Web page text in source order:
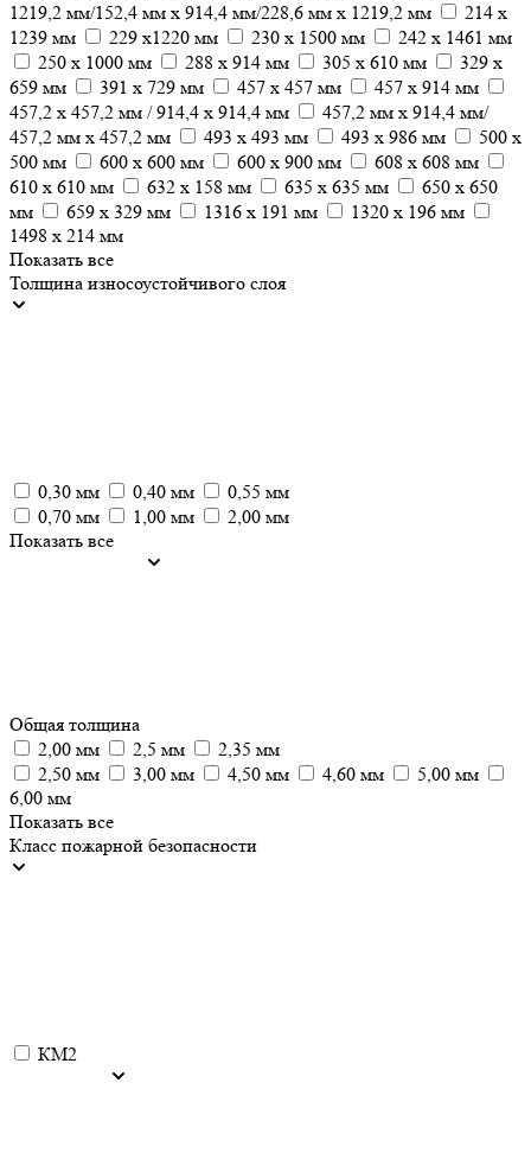
1219,2 мм/152,4 мм х 914,4 мм/228,6 мм х 1219,2 мм
214 x
1239 мм
229 x1220 мм 230 x 1500 мм
242 x 1461 мм
250 x 1000 мм
288 x 914 мм 305 х 610 мм
329 x
659 мм
391 x 729 мм 457 x 457 мм
457 х 914 мм
457,2 x 457,2 мм / 914,4 x 914,4 мм
457,2 мм х 914,4 мм/
457,2 мм х 457,2 мм
493 x 493 мм 493 x 986 мм
500 x
500 мм
600 x 600 мм 600 x 900 мм
608 х 608 мм
610 x 610 мм
632 x 158 мм 635 x 635 мм
650 х 650
мм
659 x 329 мм 1316 x 191 мм
1320 x 196 мм
1498 x 214 мм
Показать все
Толщина износоустойчивого слоя
0,30 мм 0,40 мм
0,55 мм
0,70 мм
1,00 мм
2,00 мм
Показать все
Общая толщина
2,00 мм
2,5 мм
2,35 мм
2,50 мм
3,00 мм 4,50 мм 4,60 мм
5,00 мм
6,00 мм
Показать все
Класс пожарной безопасности
КМ2